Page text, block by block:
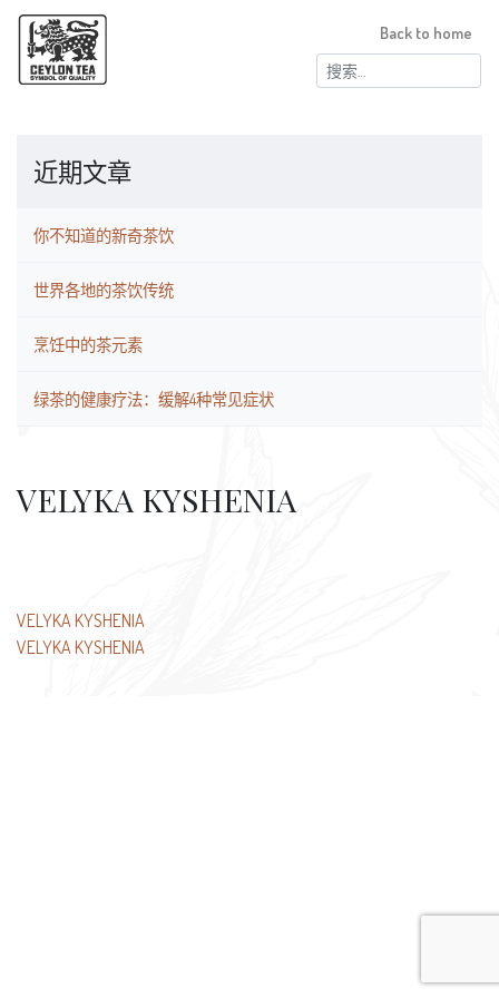
搜
索：
Back to home
近期文章
你不知道的新奇茶饮
世界各地的茶饮传统
烹饪中的茶元素
绿茶的健康疗法：缓解4种常见症状
VELYKA KYSHENIA
文
章
VELYKA KYSHENIA
VELYKA KYSHENIA